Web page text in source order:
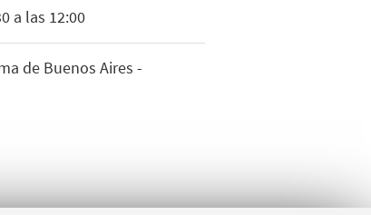
a las 12:00
de Buenos Aires -